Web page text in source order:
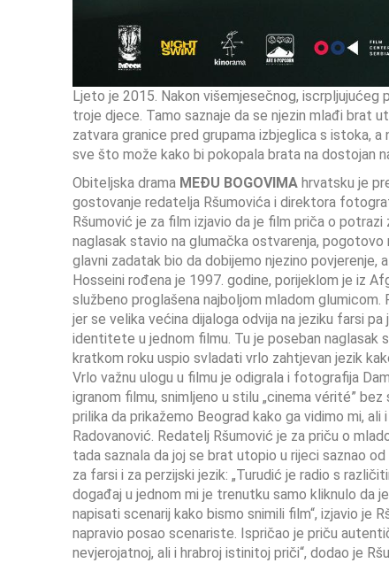
Ljeto je 2015. Nakon višemjesečnog,
troje djece. Tamo saznaje da se njezin mlađi brat
zatvara granice pred grupama izbjeglica s istoka,
sve što može kako bi pokopala brata na dostojan
Obiteljska drama MEĐU BOGOVIMA hrvatsku je
gostovanje redatelja Ršumovića i direktora
Ršumović je za film izjavio da je film priča o
naglasak stavio na glumačka ostvarenja, pogotovo
glavni zadatak bio da dobijemo njezino povjerenje,
Hosseini rođena je 1997. godine, porijeklom je iz
službeno proglašena najboljom mladom
jer se velika većina dijaloga odvija na jeziku farsi
identitete u jednom filmu. Tu je poseban naglasak
kratkom roku uspio svladati vrlo zahtjevan jezik
Vrlo važnu ulogu u filmu je odigrala i fotografija
igranom filmu, snimljeno u stilu „cinema vérité”
prilika da prikažemo Beograd kako ga vidimo mi,
Radovanović. Redatelj Ršumović je za priču o
tada saznala da joj se brat utopio u rijeci saznao
za farsi i za perzijski jezik: „Turudić je radio s
događaj u jednom mi je trenutku samo kliknulo da
napisati scenarij kako bismo snimili film“, izjavio je
napravio posao scenariste. Ispričao je priču
nevjerojatnoj, ali i hrabroj istinitoj priči“, dodao je